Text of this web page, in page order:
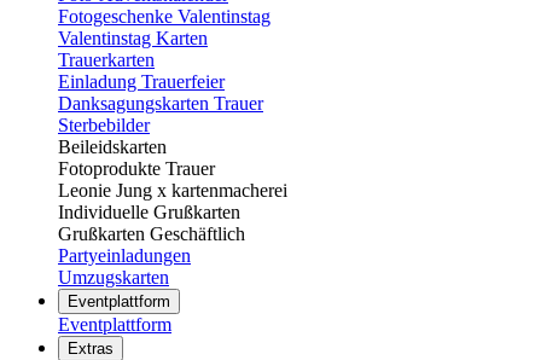
Fotogeschenke Valentinstag
Valentinstag Karten
Trauerkarten
Einladung Trauerfeier
Danksagungskarten Trauer
Sterbebilder
Beileidskarten
Fotoprodukte Trauer
Leonie Jung x kartenmacherei
Individuelle Grußkarten
Grußkarten Geschäftlich
Partyeinladungen
Umzugskarten
Eventplattform
Eventplattform
Extras